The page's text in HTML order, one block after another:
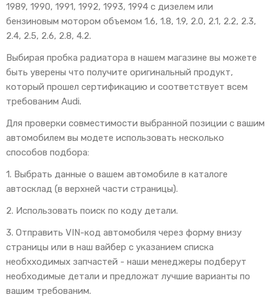
1989, 1990, 1991, 1992, 1993, 1994 с дизелем или
бензиновым мотором объемом 1.6, 1.8, 1.9, 2.0, 2.1, 2.2, 2.3,
2.4, 2.5, 2.6, 2.8, 4.2.
Выбирая пробка радиатора в нашем магазине вы можете
быть уверены что получите оригинальный продукт,
который прошел сертификацию и соответствует всем
требованим Audi.
Для проверки совместимости выбранной позиции с вашим
автомобилем вы модете использовать несколько
способов подбора:
1. Выбрать данные о вашем автомобиле в каталоге
автосклад (в верхней части страницы).
2. Использовать поиск по коду детали.
3. Отправить VIN-код автомобиля через форму внизу
страницы или в наш вайбер с указанием списка
необхходимых запчастей - наши менеджеры подберут
необходимые детали и предложат лучшие варианты по
вашим требованим.